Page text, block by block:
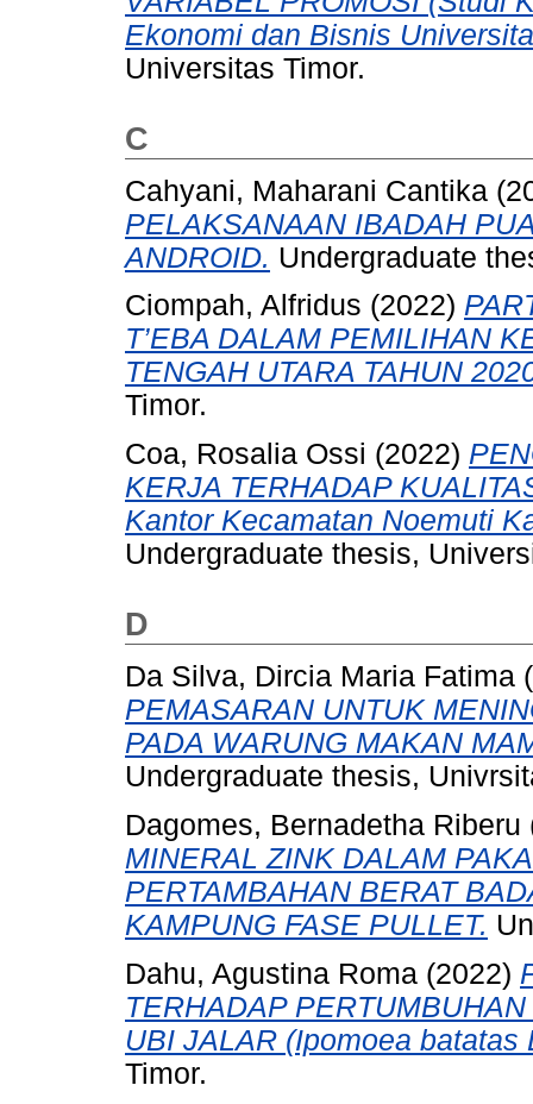
Ekonomi dan Bisnis
Universitas Timor.
C
Cahyani, Maharani Cantika
PELAKSANAAN IBADAH
ANDROID. Undergraduate
Ciompah, Alfridus (2022)
T’EBA DALAM PEMILIHAN
TENGAH UTARA TAHUN
Timor.
Coa, Rosalia Ossi (2022)
KERJA TERHADAP
Kantor Kecamatan Noemuti
Undergraduate thesis,
D
Da Silva, Dircia Maria Fatima
PEMASARAN UNTUK
PADA WARUNG MAKAN
Undergraduate thesis,
Dagomes, Bernadetha Riberu
MINERAL ZINK DALAM
PERTAMBAHAN BERAT
KAMPUNG FASE PULLET.
Dahu, Agustina Roma (2022)
TERHADAP
UBI JALAR (Ipomoea batatas
Timor.